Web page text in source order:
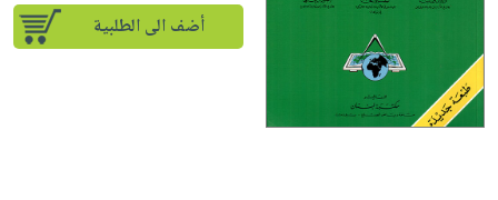
أكاديمية
صندوق
بلا
حدود
أسئلة
أسئلة
طرحها
تحميلمبيعاً
إختياراتنا
تعليمية
الصحة
والعناية
أضف الى الطلبية